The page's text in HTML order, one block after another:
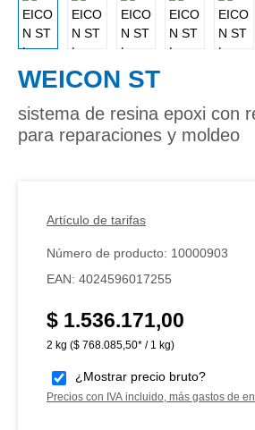
WEICON ST
sistema de resina epoxi con
para reparaciones y moldeo
Artículo de tarifas
Número de producto: 10000903
EAN: 4024596017255
Precio normal:
$ 1.536.171,00
2 kg ($ 768.085,50* / 1 kg)
¿Mostrar precio bruto?
Precios con IVA incluido, más gastos de